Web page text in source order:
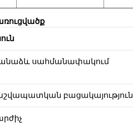
սահմանափակում
բացակայություն